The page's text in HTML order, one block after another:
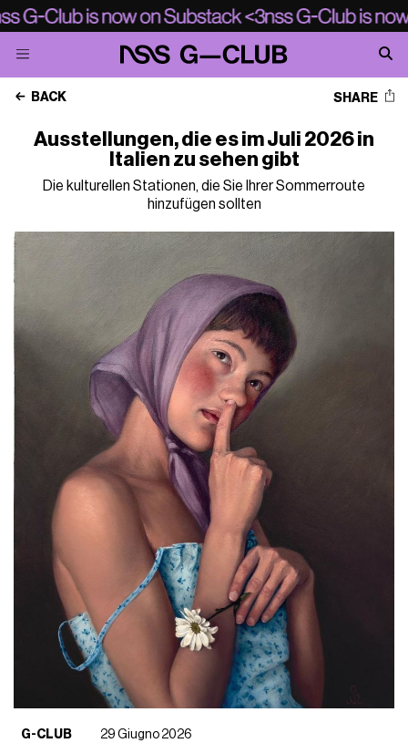
BACK SHARE
Ausstellungen, die es im Juli 2026 in
Italien zu sehen gibt
Die kulturellen Stationen, die Sie Ihrer Sommerroute
hinzufügen sollten
G-CLUB
29 Giugno 2026